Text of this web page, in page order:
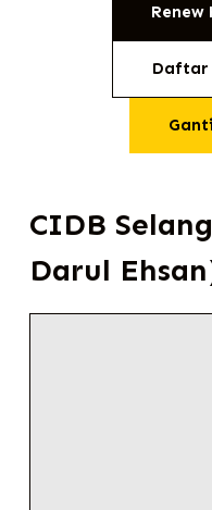
Renew
Daftar
CIDB
Darul